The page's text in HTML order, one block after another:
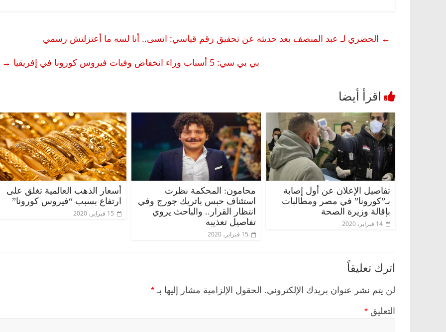
← الحضري لـ عبد المنصف بعد حديثه عن تحقيق رقم قياسي: انسى.. أنا لسه ما أعتزلتش رسمي
بي بي سي: 5 أسباب وراء انخفاض وفيات فيروس كورونا في إفريقيا
→
تفاصيل الإعلان عن أول إصابة
بـ”كورونا” في مصر ومطالبات
بإقالة وزيرة الصحة
14 فبراير، 2020
محامون: المحكمة نظرت
استئناف حبس باتريك جورج وفي
انتظار القرار.. والباحث يروي
تفاصيل تعذيبه
15 فبراير، 2020
أسعار الذهب العالمية تغلق على
ارتفاع بسبب “فيروس كورونا”
15 فبراير، 2020
اترك تعليقاً
لن يتم نشر عنوان بريدك الإلكتروني. الحقول الإلزامية مشار إليها بـ *
التعليق *